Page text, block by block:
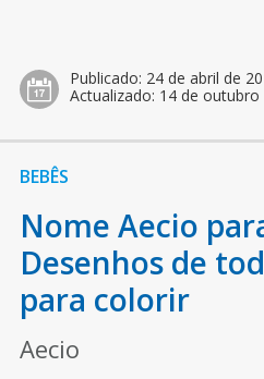
Publicado: 24 de abril de
Actualizado: 14 de outubro
BEBÊS
Nome Aecio
Desenhos de
para colorir
Aecio